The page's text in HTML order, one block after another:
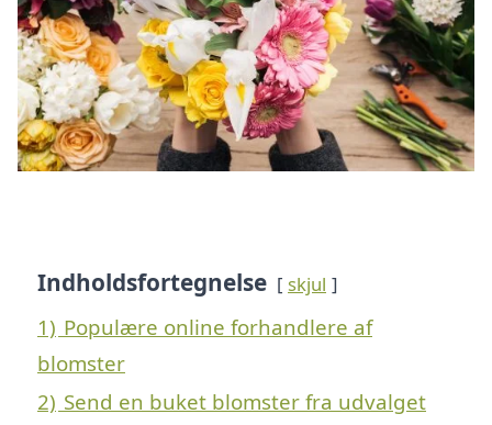
Indholdsfortegnelse skjul
1) Populære online forhandlere af
blomster
2) Send en buket blomster fra udvalget